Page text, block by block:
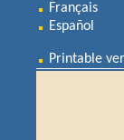
Français
Español
Printable